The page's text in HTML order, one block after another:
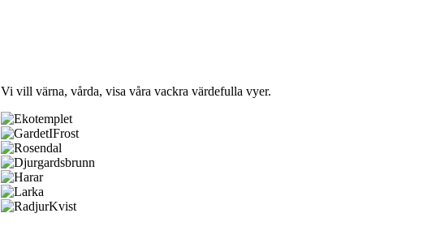
Vi vill värna, vårda, visa våra vackra värdefulla vyer.